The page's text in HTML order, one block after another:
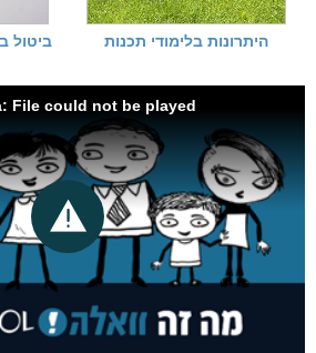
היתרונות בלימודי תכנות ביטול
File could not be played